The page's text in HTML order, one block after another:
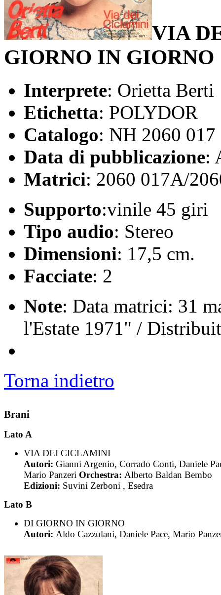
VIA
GIORNO IN GIORNO
Interprete: Orietta Berti
Etichetta: POLYDOR
Catalogo: NH 2060 017
Data di pubblicazione:
Matrici: 2060 017A/
Supporto:vinile 45 giri
Tipo audio: Stereo
Dimensioni: 17,5 cm.
Facciate: 2
Note: Data matrici: 31
l'Estate 1971" /
Torna indietro
Brani
Lato A
VIA DEI CICLAMINI
Autori: Gianni Argenio, Corrado Conti, Daniele
Mario Panzeri Orchestra: Alberto Baldan Bembo
Edizioni: Suvini Zerboni , Esedra
Lato B
DI GIORNO IN GIORNO
Autori: Aldo Cazzulani, Daniele Pace, Mario